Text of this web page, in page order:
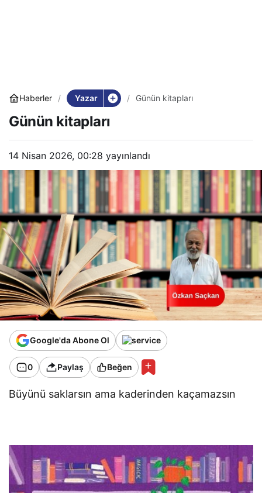
Haberler Yazar Günün kitapları
Günün kitapları
14 Nisan 2026, 00:28 yayınlandı
Google'da Abone Ol
0 Paylaş Beğen
Büyünü saklarsın ama kaderinden kaçamazsın